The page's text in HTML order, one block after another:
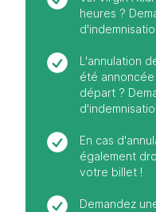
heures ?
L'annulation
été annoncée
départ ?
En cas
également
votre billet !
Demandez